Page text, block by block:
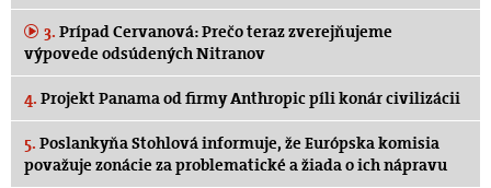
3. Prípad Cervanová: Prečo teraz zverejňujeme
výpovede odsúdených Nitranov
4. Projekt Panama od firmy Anthropic píli konár civilizácii
5. Poslankyňa Stohlová informuje, že Európska komisia
považuje zonácie za problematické a žiada o ich nápravu